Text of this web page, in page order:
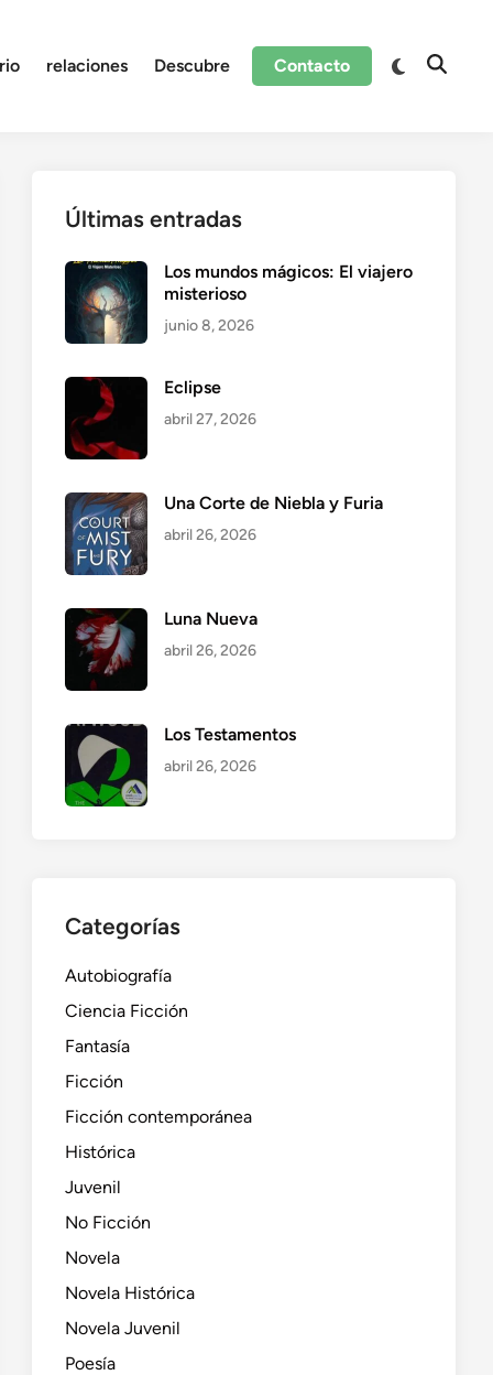
relaciones Descubre Contacto
Cambiar
Abrir
Últimas entradas
Los mundos mágicos: El viajero
misterioso
junio 8, 2026
Eclipse
abril 27, 2026
Una Corte de Niebla y Furia
abril 26, 2026
Luna Nueva
abril 26, 2026
Los Testamentos
abril 26, 2026
Categorías
Autobiografía
Ciencia Ficción
Fantasía
Ficción
Ficción contemporánea
Histórica
Juvenil
No Ficción
Novela
Novela Histórica
Novela Juvenil
Poesía